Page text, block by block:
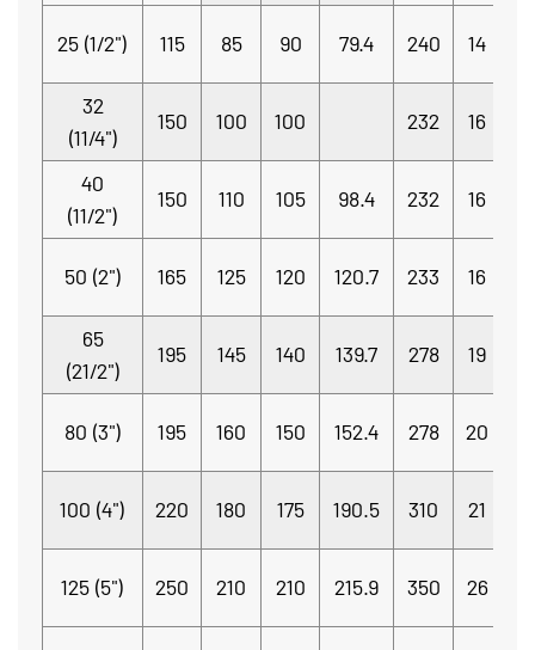
25 (1/2") 115 85 90 79.4 240 14
32
(11/4")
150 100 100 232 16
40
(11/2")
150 110 105 98.4 232 16
50 (2") 165 125 120 120.7 233 16
65
(21/2")
195 145 140 139.7 278 19
80 (3") 195 160 150 152.4 278 20
100 (4") 220 180 175 190.5 310 21
125 (5") 250 210 210 215.9 350 26